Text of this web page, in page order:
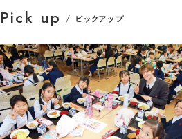
Pick up ピックアップ